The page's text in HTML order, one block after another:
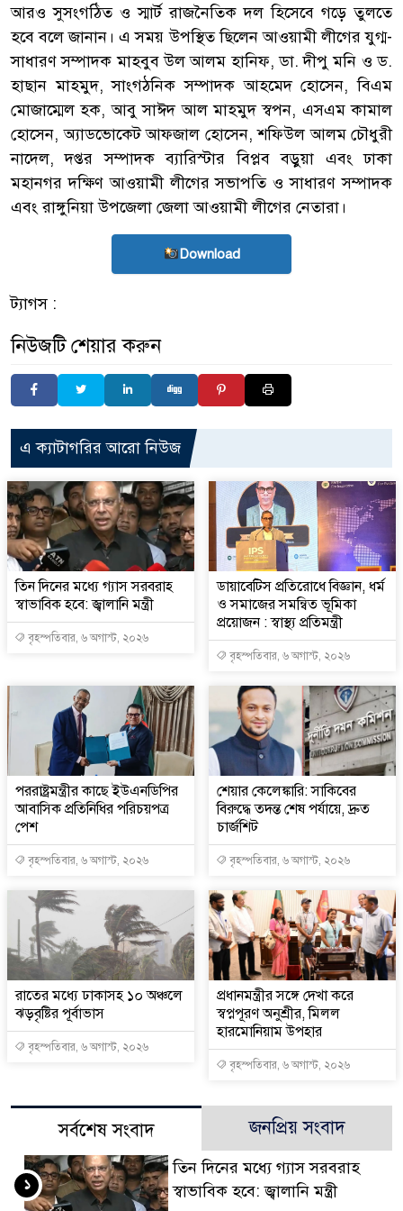
আরও সুসংগঠিত ও স্মার্ট রাজনৈতিক দল হিসেবে গড়ে তুলতে
হবে বলে জানান। এ সময় উপস্থিত ছিলেন আওয়ামী লীগের যুগ্ম-
সাধারণ সম্পাদক মাহবুব উল আলম হানিফ, ডা. দীপু মনি ও ড.
হাছান মাহমুদ, সাংগঠনিক সম্পাদক আহমেদ হোসেন, বিএম
মোজাম্মেল হক, আবু সাঈদ আল মাহমুদ স্বপন, এসএম কামাল
হোসেন, অ্যাডভোকেট আফজাল হোসেন, শফিউল আলম চৌধুরী
নাদেল, দপ্তর সম্পাদক ব্যারিস্টার বিপ্লব বড়ুয়া এবং ঢাকা
মহানগর দক্ষিণ আওয়ামী লীগের সভাপতি ও সাধারণ সম্পাদক
এবং রাঙ্গুনিয়া উপজেলা জেলা আওয়ামী লীগের নেতারা।
Download
ট্যাগস :
নিউজটি শেয়ার করুন
এ ক্যাটাগরির আরো নিউজ
তিন দিনের মধ্যে গ্যাস সরবরাহ
স্বাভাবিক হবে: জ্বালানি মন্ত্রী
বৃহস্পতিবার, ৬ অগাস্ট, ২০২৬
ডায়াবেটিস প্রতিরোধে বিজ্ঞান, ধর্ম
ও সমাজের সমন্বিত ভূমিকা
প্রয়োজন : স্বাস্থ্য প্রতিমন্ত্রী
বৃহস্পতিবার, ৬ অগাস্ট, ২০২৬
পররাষ্ট্রমন্ত্রীর কা‌ছে ইউএনডিপির
আবাসিক প্রতিনিধির পরিচয়পত্র
পেশ
বৃহস্পতিবার, ৬ অগাস্ট, ২০২৬
শেয়ার কেলেঙ্কারি: সাকিবের
বিরুদ্ধে তদন্ত শেষ পর্যায়ে, দ্রুত
চার্জশিট
বৃহস্পতিবার, ৬ অগাস্ট, ২০২৬
রাতের মধ্যে ঢাকাসহ ১০ অঞ্চলে
ঝড়বৃষ্টির পূর্বাভাস
বৃহস্পতিবার, ৬ অগাস্ট, ২০২৬
প্রধানমন্ত্রীর সঙ্গে দেখা করে
স্বপ্নপূরণ অনুশ্রীর, মিলল
হারমোনিয়াম উপহার
বৃহস্পতিবার, ৬ অগাস্ট, ২০২৬
সর্বশেষ সংবাদ জনপ্রিয় সংবাদ
তিন দিনের মধ্যে গ্যাস সরবরাহ
স্বাভাবিক হবে: জ্বালানি মন্ত্রী
১